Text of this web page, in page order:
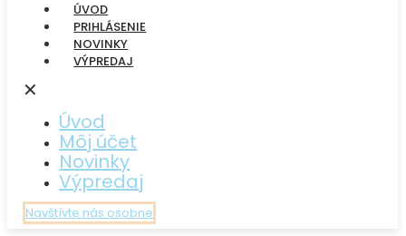
ÚVOD
PRIHLÁSENIE
NOVINKY
VÝPREDAJ
✕
Úvod
Môj účet
Novinky
Výpredaj
Navštívte nás osobne